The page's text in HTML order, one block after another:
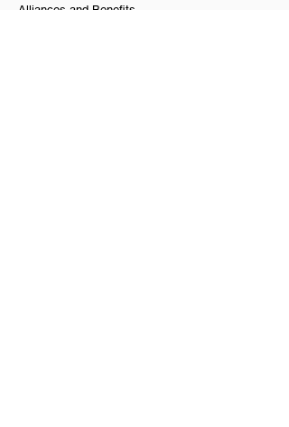
Alliances and Benefits